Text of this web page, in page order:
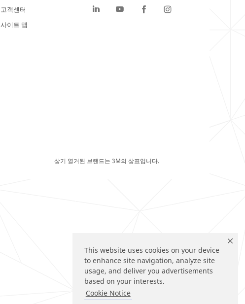
This website uses cookies on your device
to enhance site navigation, analyze site
usage, and deliver you advertisements
based on your interests.
Cookie Notice
고객센터
사이트 맵
상기 열거된 브랜드는 3M의 상표입니다.